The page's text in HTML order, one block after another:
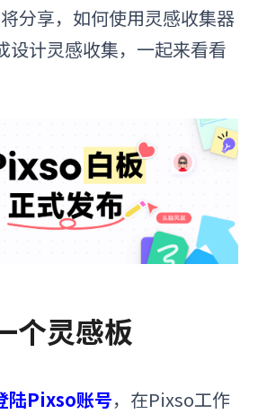
分享，如何使用灵感收集器
设计灵感收集，一起来看看
个灵感板
陆Pixso账号，在Pixso工作